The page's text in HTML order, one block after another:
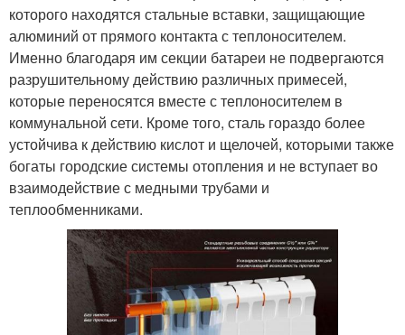
которого находятся стальные вставки, защищающие
алюминий от прямого контакта с теплоносителем.
Именно благодаря им секции батареи не подвергаются
разрушительному действию различных примесей,
которые переносятся вместе с теплоносителем в
коммунальной сети. Кроме того, сталь гораздо более
устойчива к действию кислот и щелочей, которыми также
богаты городские системы отопления и не вступает во
взаимодействие с медными трубами и
теплообменниками.